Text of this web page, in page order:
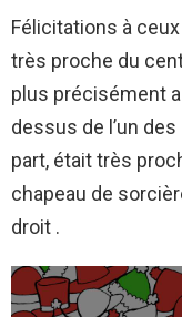
Félicitations à
très proche du
plus précisément
dessus de l’un
part, était très
chapeau de
droit .